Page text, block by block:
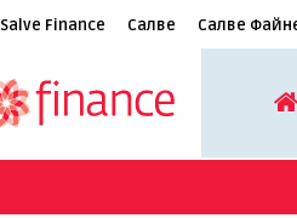
Salve Finance Салве Салве